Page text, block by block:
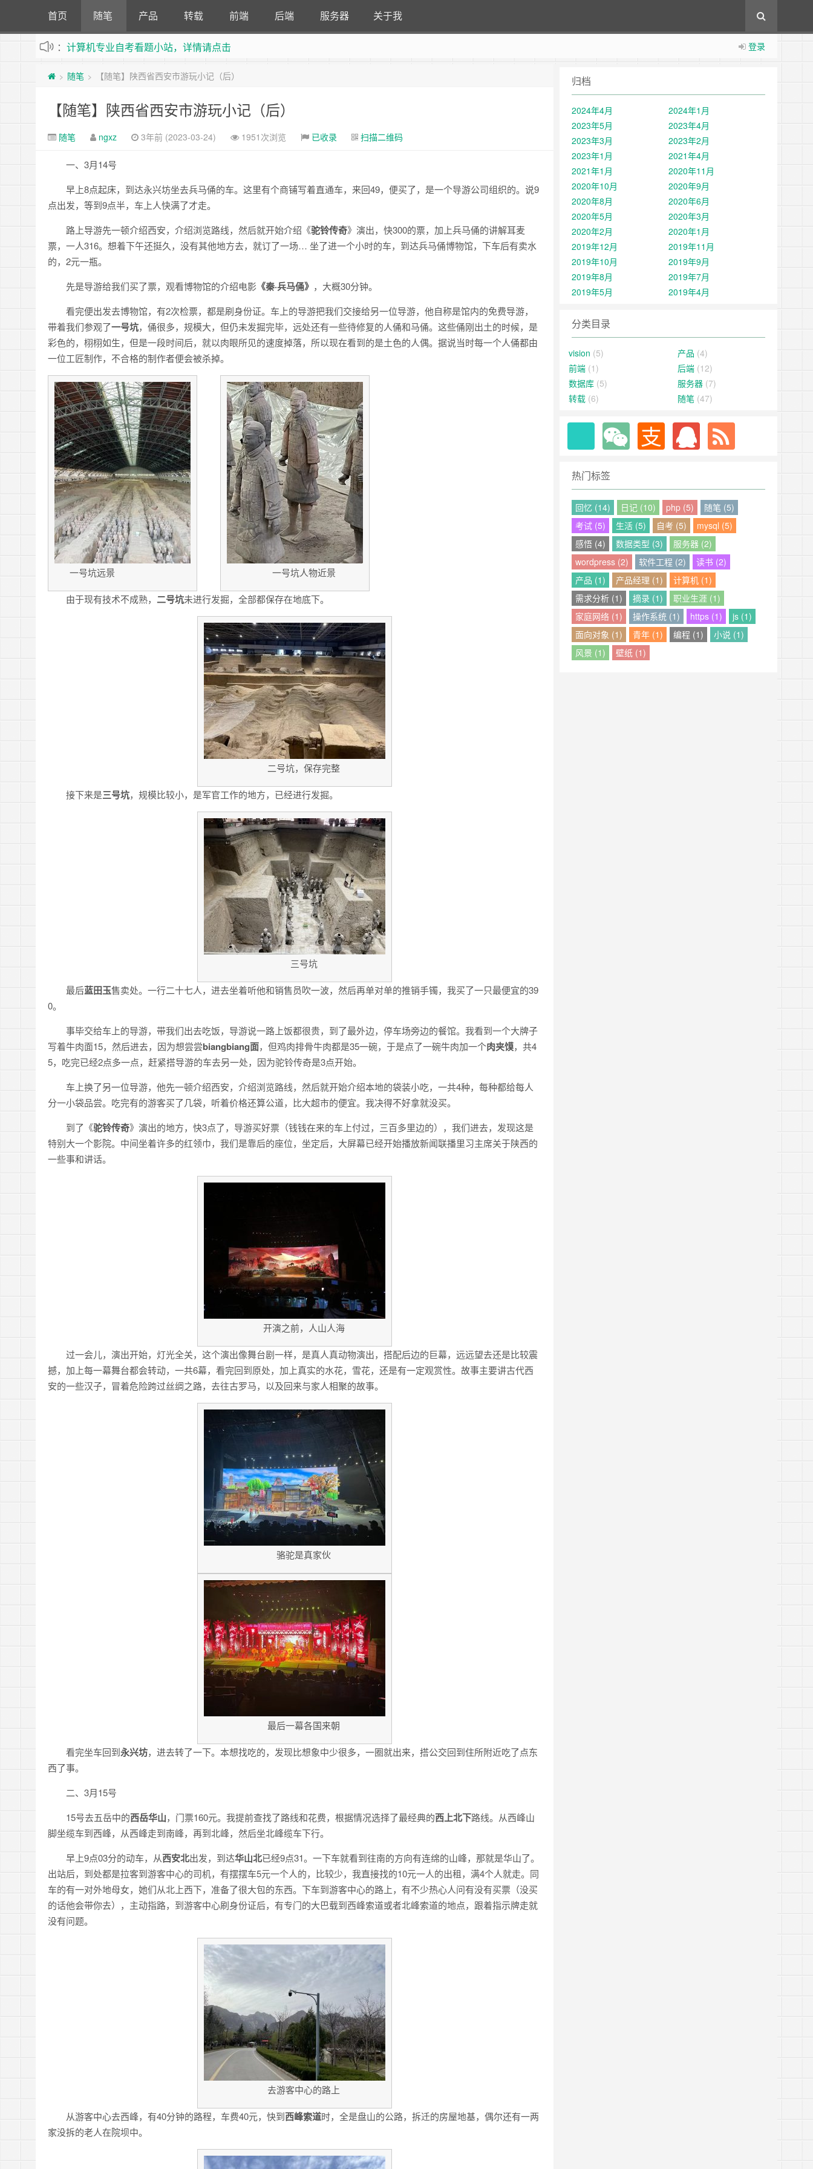
首页 随笔 产品 转载 前端 后端 服务器 关于我
登录
： 计算机专业自考看题小站，详情请点击
> 随笔 > 【随笔】陕西省西安市游玩小记（后）
【随笔】陕西省西安市游玩小记（后）
随笔 ngxz 3年前 (2023-03-24) 1951次浏览 已收录 扫描二维码
一、3月14号
早上8点起床，到达永兴坊坐去兵马俑的车。这里有个商铺写着直通车，来回49，便买了，是一个导游公司组织的。说9
点出发，等到9点半，车上人快满了才走。
路上导游先一顿介绍西安，介绍浏览路线，然后就开始介绍《驼铃传奇》演出，快300的票，加上兵马俑的讲解耳麦
票，一人316。想着下午还挺久，没有其他地方去，就订了一场… 坐了进一个小时的车，到达兵马俑博物馆，下车后有卖水
的，2元一瓶。
先是导游给我们买了票，观看博物馆的介绍电影 《秦·兵马俑》 ，大概30分钟。
看完便出发去博物馆，有2次检票，都是刷身份证。车上的导游把我们交接给另一位导游，他自称是馆内的免费导游，
带着我们参观了一号坑，俑很多，规模大，但仍未发掘完毕，远处还有一些待修复的人俑和马俑。这些俑刚出土的时候，是
彩色的，栩栩如生，但是一段时间后，就以肉眼所见的速度掉落，所以现在看到的是土色的人偶。据说当时每一个人俑都由
一位工匠制作，不合格的制作者便会被杀掉。
一号坑远景 一号坑人物近景
由于现有技术不成熟， 二号坑未进行发掘，全部都保存在地底下。
二号坑，保存完整
接下来是三号坑，规模比较小，是军官工作的地方，已经进行发掘。
三号坑
最后蓝田玉售卖处。一行二十七人，进去坐着听他和销售员吹一波，然后再单对单的推销手镯，我买了一只最便宜的39
0。
事毕交给车上的导游，带我们出去吃饭，导游说一路上饭都很贵，到了最外边，停车场旁边的餐馆。我看到一个大牌子
写着牛肉面15，然后进去，因为想尝尝biangbiang面，但鸡肉排骨牛肉都是35一碗，于是点了一碗牛肉加一个肉夹馍，共4
5，吃完已经2点多一点，赶紧搭导游的车去另一处，因为驼铃传奇是3点开始。
车上换了另一位导游，他先一顿介绍西安，介绍浏览路线，然后就开始介绍本地的袋装小吃，一共4种，每种都给每人
分一小袋品尝。吃完有的游客买了几袋，听着价格还算公道，比大超市的便宜。我决得不好拿就没买。
到了《驼铃传奇》演出的地方，快3点了，导游买好票（钱钱在来的车上付过，三百多里边的），我们进去，发现这是
特别大一个影院。中间坐着许多的红领巾，我们是靠后的座位，坐定后，大屏幕已经开始播放新闻联播里习主席关于陕西的
一些事和讲话。
开演之前，人山人海
过一会儿，演出开始，灯光全关，这个演出像舞台剧一样，是真人真动物演出，搭配后边的巨幕，远远望去还是比较震
撼，加上每一幕舞台都会转动，一共6幕，看完回到原处，加上真实的水花，雪花，还是有一定观赏性。故事主要讲古代西
安的一些汉子，冒着危险跨过丝绸之路，去往古罗马，以及回来与家人相聚的故事。
骆驼是真家伙
最后一幕各国来朝
看完坐车回到永兴坊，进去转了一下。本想找吃的，发现比想象中少很多，一圈就出来，搭公交回到住所附近吃了点东
西了事。
二、3月15号
15号去五岳中的西岳华山，门票160元。我提前查找了路线和花费，根据情况选择了最经典的西上北下路线。从西峰山
脚坐缆车到西峰，从西峰走到南峰，再到北峰，然后坐北峰缆车下行。
早上9点03分的动车，从西安北出发，到达华山北已经9点31。一下车就看到往南的方向有连绵的山峰，那就是华山了。
出站后，到处都是拉客到游客中心的司机，有摆摆车5元一个人的，比较少，我直接找的10元一人的出租，满4个人就走。同
车的有一对外地母女，她们从北上西下，准备了很大包的东西。下车到游客中心的路上，有不少热心人问有没有买票（没买
的话他会带你去），主动指路，到游客中心刷身份证后，有专门的大巴载到西峰索道或者北峰索道的地点，跟着指示牌走就
没有问题。
去游客中心的路上
从游客中心去西峰，有40分钟的路程，车费40元，快到西峰索道时，全是盘山的公路，拆迁的房屋地基，偶尔还有一两
家没拆的老人在院坝中。
归档
2024年4月
2024年1月
2023年5月
2023年4月
2023年3月
2023年2月
2023年1月
2021年4月
2021年1月
2020年11月
2020年10月
2020年9月
2020年8月
2020年6月
2020年5月
2020年3月
2020年2月
2020年1月
2019年12月
2019年11月
2019年10月
2019年9月
2019年8月
2019年7月
2019年5月
2019年4月
分类目录
vision (5) 产品 (4)
前端 (1) 后端 (12)
数据库 (5) 服务器 (7)
转载 (6) 随笔 (47)
热门标签
回忆 (14) 日记 (10) php (5)
随笔 (5)
考试 (5)
生活 (5) 自考 (5)
mysql (5)
感悟 (4)
数据类型 (3)
服务器 (2)
wordpress (2)
软件工程 (2)
读书 (2)
产品 (1)
产品经理 (1)
计算机 (1)
需求分析 (1)
摘录 (1)
职业生涯 (1)
家庭网络 (1)
操作系统 (1) https (1)
js (1)
面向对象 (1)
青年 (1) 编程 (1)
小说 (1)
风景 (1)
壁纸 (1)